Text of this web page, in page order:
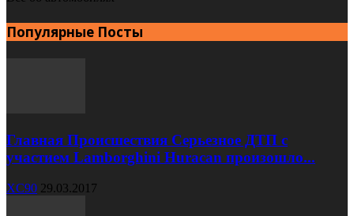
Популярные Посты
Главная Происшествия Серьезное ДТП с
участием Lamborghini Huracan произошло...
XC90 29.03.2017